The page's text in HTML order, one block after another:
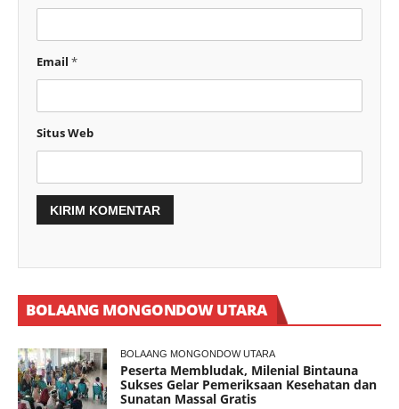
Email *
Situs Web
BOLAANG MONGONDOW UTARA
BOLAANG MONGONDOW UTARA
Peserta Membludak, Milenial Bintauna
Sukses Gelar Pemeriksaan Kesehatan dan
Sunatan Massal Gratis